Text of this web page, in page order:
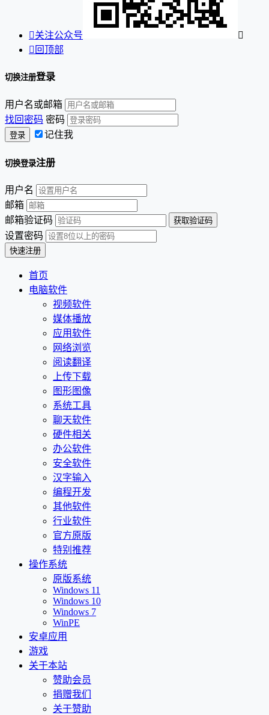
关注公众号

 回顶部
切换注册登录
用户名或邮箱
找回密码 密码
记住我
切换登录注册
用户名
邮箱
邮箱验证码
设置密码
首页
电脑软件
视频软件
媒体播放
应用软件
网络浏览
阅读翻译
上传下载
图形图像
系统工具
聊天软件
硬件相关
办公软件
安全软件
汉字输入
编程开发
其他软件
行业软件
官方原版
特别推荐
操作系统
原版系统
Windows 11
Windows 10
Windows 7
WinPE
安卓应用
游戏
关于本站
赞助会员
捐赠我们
关于赞助